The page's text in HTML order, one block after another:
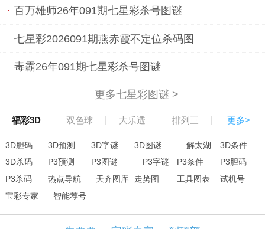
百万雄师26年091期七星彩杀号图谜
七星彩2026091期燕赤霞不定位杀码图
毒霸26年091期七星彩杀号图谜
更多七星彩图谜 >
福彩3D 双色球 大乐透 排列三 更多>
3D胆码 3D预测 3D字谜 3D图谜 解太湖
3D条件
3D杀码
P3预测 P3图谜 P3字谜 P3条件
P3胆码
P3杀码
热点导航 天齐图库 走势图 工具图表
试机号
宝彩专家
智能荐号